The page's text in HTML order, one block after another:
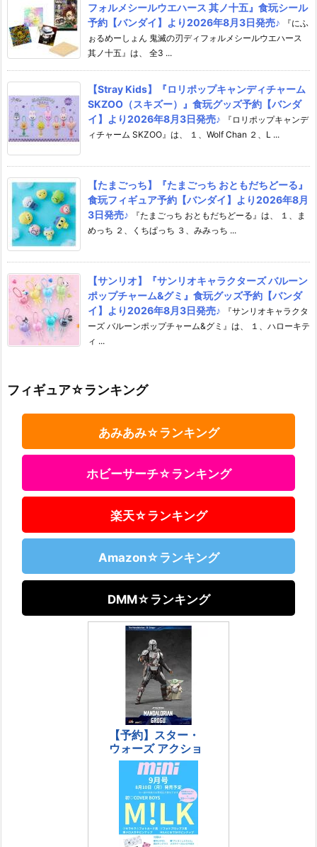
フォルメシールウエハース 其ノ十五』食玩シール
予約【バンダイ】より2026年8月3日発売♪
『にふ
ぉるめーしょん 鬼滅の刃ディフォルメシールウエハース
其ノ十五』は、 全3 ...
【Stray Kids】『ロリポップキャンディチャーム
SKZOO（スキズー）』食玩グッズ予約【バンダ
イ】より2026年8月3日発売♪
『ロリポップキャンデ
ィチャーム SKZOO』は、 １、Wolf Chan ２、L ...
【たまごっち】『たまごっち おともだちどーる』
食玩フィギュア予約【バンダイ】より2026年8月
3日発売♪
『たまごっち おともだちどーる』は、 １、ま
めっち ２、くちぱっち ３、みみっち ...
【サンリオ】『サンリオキャラクターズ バルーン
ポップチャーム&グミ』食玩グッズ予約【バンダ
イ】より2026年8月3日発売♪
『サンリオキャラクタ
ーズ バルーンポップチャーム&グミ』は、 １、ハローキテ
ィ ...
フィギュア☆ランキング
あみあみ☆ランキング
ホビーサーチ☆ランキング
楽天☆ランキング
Amazon☆ランキング
DMM☆ランキング